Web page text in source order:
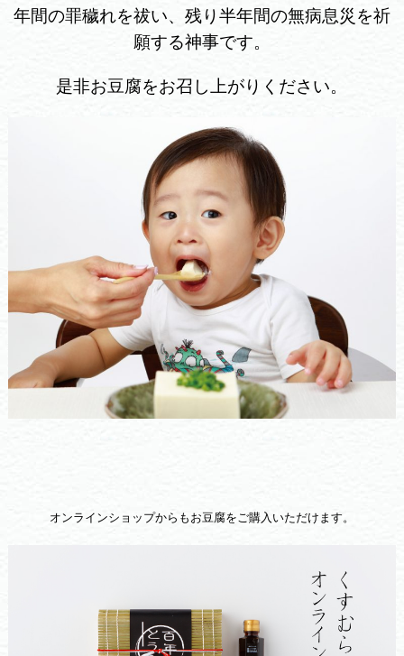
年間の罪穢れを祓い、 残り半年間の無病息災を祈
願する神事です。
是非お豆腐をお召し上がりください。
オンラインショップからもお豆腐をご購入いただけます。